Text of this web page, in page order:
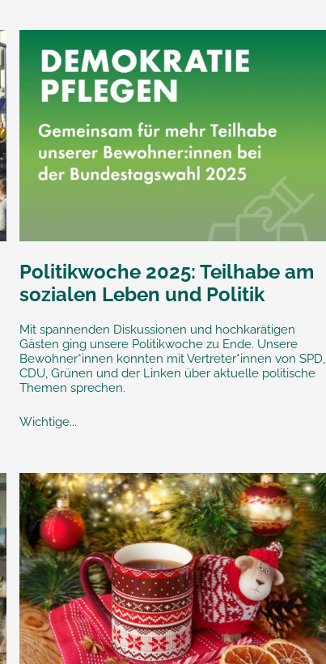
Politikwoche 2025: Teilhabe am
sozialen Leben und Politik
Mit spannenden Diskussionen und hochkarätigen
Gästen ging unsere Politikwoche zu Ende. Unsere
Bewohner*innen konnten mit Vertreter*innen von SPD,
CDU, Grünen und der Linken über aktuelle politische
Themen sprechen.
Wichtige...